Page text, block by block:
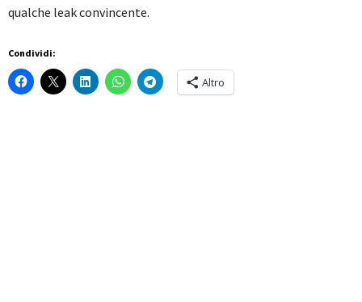
qualche leak convincente.
Condividi:
Altro